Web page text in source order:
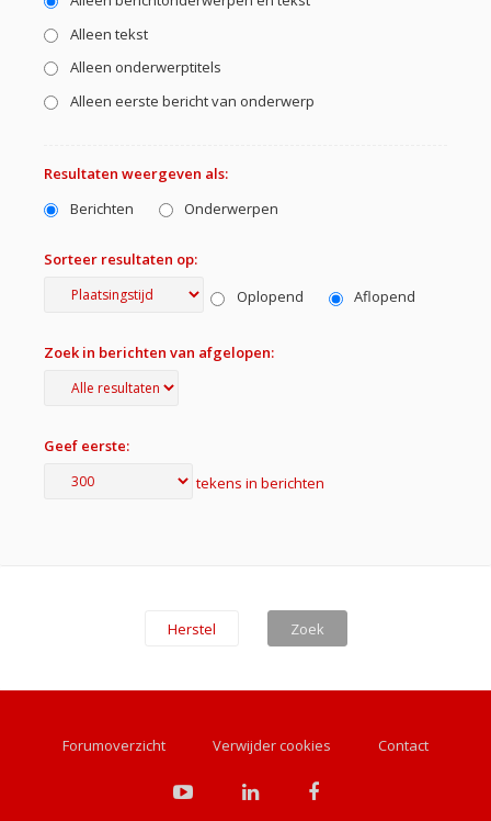
Alleen tekst
Alleen onderwerptitels
Alleen eerste bericht van onderwerp
Resultaten weergeven als:
Berichten
Onderwerpen
Sorteer resultaten op:
Oplopend
Aflopend
Zoek in berichten van afgelopen:
Geef eerste:
tekens in berichten
Forumoverzicht Verwijder cookies Contact